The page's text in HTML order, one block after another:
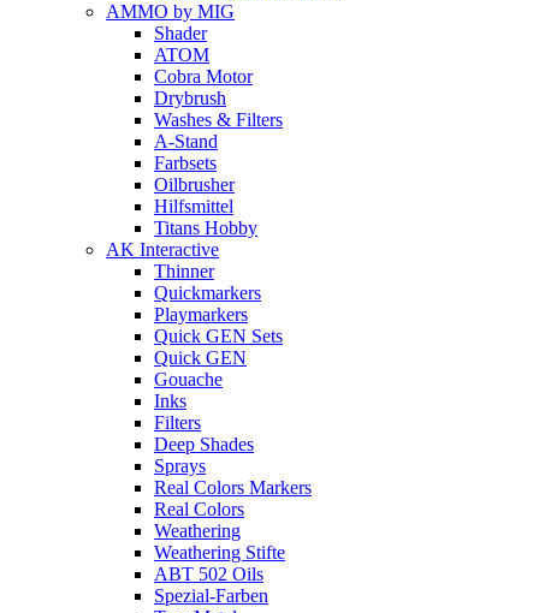
AMMO by MIG
Shader
ATOM
Cobra Motor
Drybrush
Washes & Filters
A-Stand
Farbsets
Oilbrusher
Hilfsmittel
Titans Hobby
AK Interactive
Thinner
Quickmarkers
Playmarkers
Quick GEN Sets
Quick GEN
Gouache
Inks
Filters
Deep Shades
Sprays
Real Colors Markers
Real Colors
Weathering
Weathering Stifte
ABT 502 Oils
Spezial-Farben